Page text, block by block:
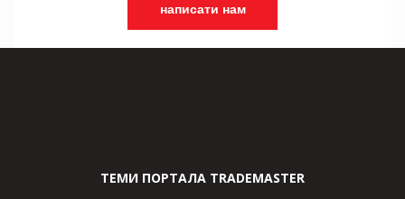
написати нам
ТЕМИ ПОРТАЛА TRADEMASTER